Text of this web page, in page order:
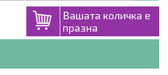
Вашата количка е
празна